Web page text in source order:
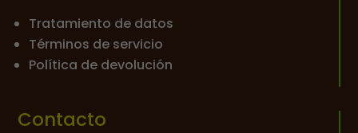
Tratamiento de datos
Términos de servicio
Política de devolución
Contacto